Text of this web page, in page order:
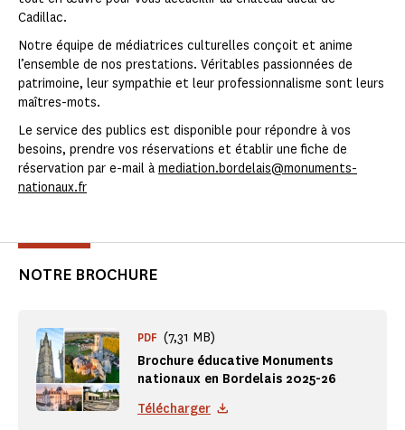
Cadillac.
Notre équipe de médiatrices culturelles conçoit et anime
l’ensemble de nos prestations. Véritables passionnées de
patrimoine, leur sympathie et leur professionnalisme sont leurs
maîtres-mots.
Le service des publics est disponible pour répondre à vos
besoins, prendre vos réservations et établir une fiche de
réservation par e-mail à mediation.bordelais@monuments-
nationaux.fr
NOTRE BROCHURE
Brochure éducative Monuments
nationaux en Bordelais 2025-26
PDF (7,31 MB)
Télécharger